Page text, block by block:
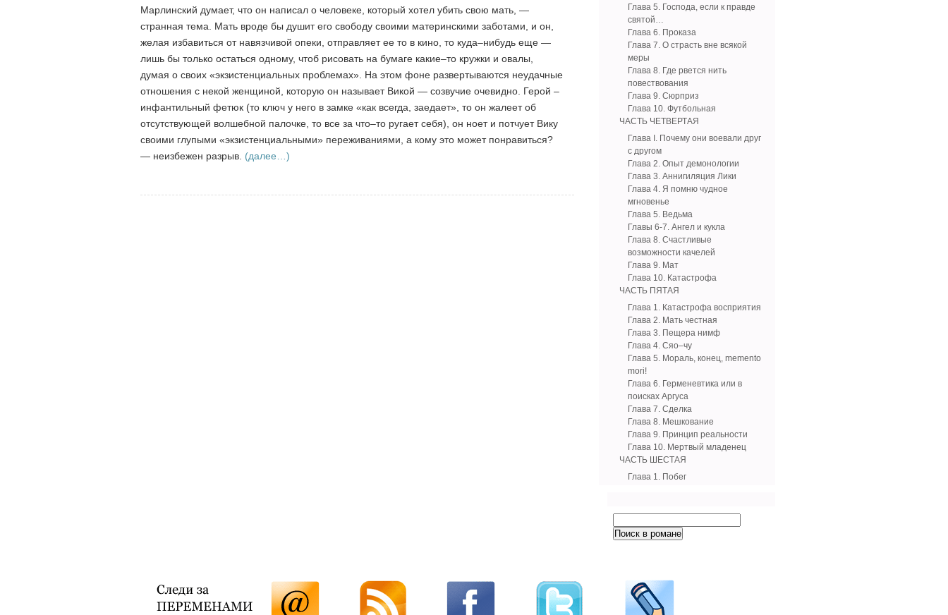
Марлинский думает, что он написал о человеке, который хотел убить свою мать, —
странная тема. Мать вроде бы душит его свободу своими материнскими заботами, и он,
желая избавиться от навязчивой опеки, отправляет ее то в кино, то куда–нибудь еще —
лишь бы только остаться одному, чтоб рисовать на бумаге какие–то кружки и овалы,
думая о своих «экзистенциальных проблемах». На этом фоне развертываются неудачные
отношения с некой женщиной, которую он называет Викой — созвучие очевидно. Герой –
инфантильный фетюк (то ключ у него в замке «как всегда, заедает», то он жалеет об
отсутствующей волшебной палочке, то все за что–то ругает себя), он ноет и потчует Вику
своими глупыми «экзистенциальными» переживаниями, а кому это может понравиться?
— неизбежен разрыв. (далее…)
Глава 5. Господа, если к правде
святой…
Глава 6. Проказа
Глава 7. О страсть вне всякой
меры
Глава 8. Где рвется нить
повествования
Глава 9. Сюрприз
Глава 10. Футбольная
ЧАСТЬ ЧЕТВЕРТАЯ
Глава I. Почему они воевали друг
с другом
Глава 2. Опыт демонологии
Глава 3. Аннигиляция Лики
Глава 4. Я помню чудное
мгновенье
Глава 5. Ведьма
Главы 6-7. Ангел и кукла
Глава 8. Счастливые
возможности качелей
Глава 9. Мат
Глава 10. Катастрофа
ЧАСТЬ ПЯТАЯ
Глава 1. Катастрофа восприятия
Глава 2. Мать честная
Глава 3. Пещера нимф
Глава 4. Сяо–чу
Глава 5. Мораль, конец, memento
mori!
Глава 6. Герменевтика или в
поисках Аргуса
Глава 7. Сделка
Глава 8. Мешкование
Глава 9. Принцип реальности
Глава 10. Мертвый младенец
ЧАСТЬ ШЕСТАЯ
Глава 1. Побег